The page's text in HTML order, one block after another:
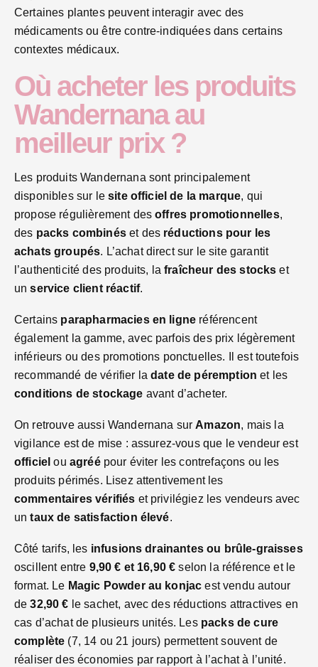
Certaines plantes peuvent interagir avec des
médicaments ou être contre-indiquées dans certains
contextes médicaux.
Où acheter les produits
Wandernana au
meilleur prix ?
Les produits Wandernana sont principalement
disponibles sur lesite officiel de la marque, qui
propose régulièrement desoffres promotionnelles,
des packs combinéset des réductions pour les
achats groupés. L’achat direct sur le site garantit
l’authenticité des produits, lafraîcheur des stocks et
unservice client réactif.
Certains parapharmacies en ligne référencent
également la gamme, avec parfois des prix légèrement
inférieurs ou des promotions ponctuelles. Il est toutefois
recommandé de vérifier ladate de péremption et les
conditions de stockage avant d’acheter.
On retrouve aussi Wandernana sur Amazon, mais la
vigilance est de mise : assurez-vous que le vendeur est
officiel ou agréépour éviter les contrefaçons ou les
produits périmés. Lisez attentivement les
commentaires vérifiés et privilégiez les vendeurs avec
untaux de satisfaction élevé.
Côté tarifs, les infusions drainantes ou brûle-graisses
oscillent entre 9,90 € et 16,90 € selon la référence et le
format. Le Magic Powder au konjac est vendu autour
de32,90 € le sachet, avec des réductions attractives en
cas d’achat de plusieurs unités. Les packs de cure
complète (7, 14 ou 21 jours) permettent souvent de
réaliser des économies par rapport à l’achat à l’unité.